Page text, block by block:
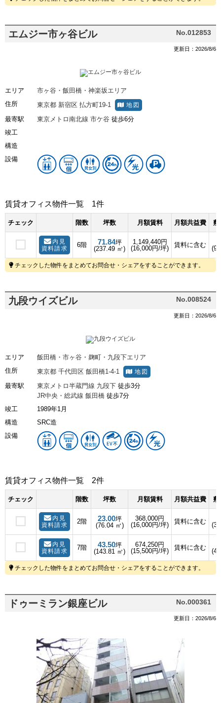
エムジー市ヶ谷ビル No.012853
更新日：2026/8/6
エリア
市ヶ谷・飯田橋・神楽坂エリア
住所
東京都 新宿区 払方町19-1 地図
最寄駅 東京メトロ南北線 市ケ谷 徒歩6分
竣工
構造
設備
賃貸オフィス物件一覧 1件
チェック 階数 坪数 月額賃料 月額共益費 敷
内見
資料請求
6階 71.84坪
(237.49 ㎡)
1,149,440円
(16,000円/坪)
賃料に含む
チェックした物件をまとめてお問合せ・シェアをすることができます。
九段ウイズビル No.008524
更新日：2026/8/6
エリア
飯田橋・市ヶ谷・麹町・九段下エリア
住所
東京都 千代田区 飯田橋1-4-1 地図
最寄駅 東京メトロ半蔵門線 九段下 徒歩3分
JR中央・総武線 飯田橋 徒歩7分
竣工
1989年1月
構造
SRC造
設備
賃貸オフィス物件一覧 2件
チェック 階数 坪数 月額賃料 月額共益費 敷
内見
資料請求
2階 23.00坪
(76.04 ㎡)
368,000円
(16,000円/坪)
賃料に含む
内見
資料請求
7階 43.50坪
(143.81 ㎡)
674,250円
(15,500円/坪)
賃料に含む
チェックした物件をまとめてお問合せ・シェアをすることができます。
ドゥーミラン銀座ビル No.000361
更新日：2026/8/6